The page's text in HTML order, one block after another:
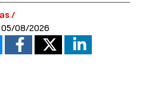
/
05/08/2026